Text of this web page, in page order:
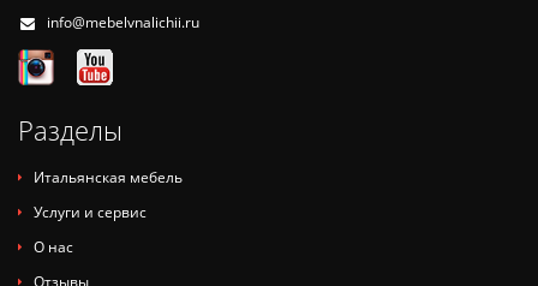
info@mebelvnalichii.ru
Разделы
Итальянская мебель
Услуги и сервис
О нас